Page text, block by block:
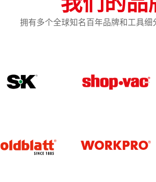
拥有多个全球知名百年品牌和工具细